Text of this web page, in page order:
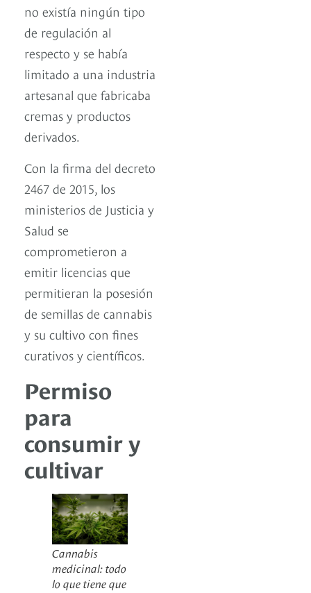
no existía ningún tipo
de regulación al
respecto y se había
limitado a una industria
artesanal que fabricaba
cremas y productos
derivados.
Con la firma del decreto
2467 de 2015, los
ministerios de Justicia y
Salud se
comprometieron a
emitir licencias que
permitieran la posesión
de semillas de cannabis
y su cultivo con fines
curativos y científicos.
Permiso
para
consumir y
cultivar
Cannabis
medicinal: todo
lo que tiene que